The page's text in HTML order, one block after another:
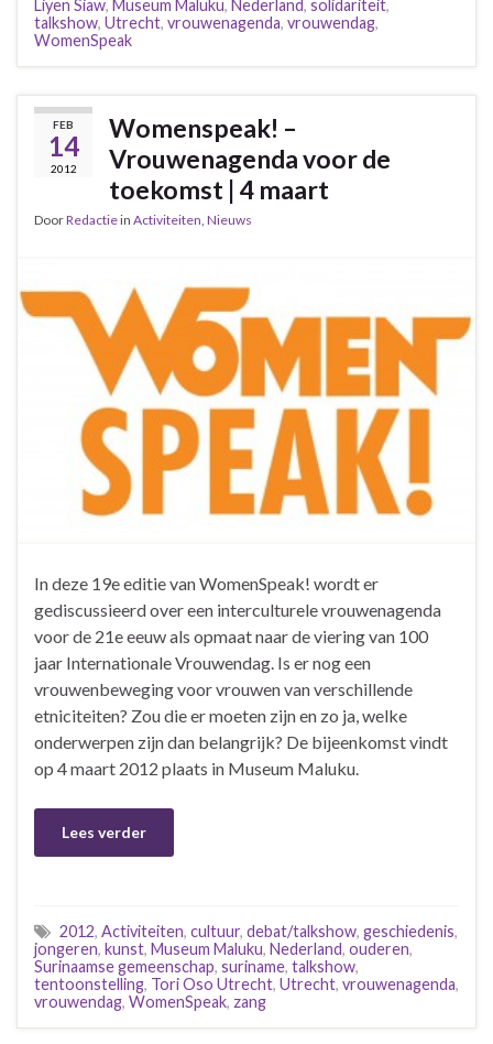
Liyen Siaw, Museum Maluku, Nederland, solidariteit,
talkshow, Utrecht, vrouwenagenda, vrouwendag,
WomenSpeak
FEB
14
2012
Womenspeak! –
Vrouwenagenda voor de
toekomst | 4 maart
DoorRedactiein Activiteiten, Nieuws
In deze 19e editie van WomenSpeak! wordt er
gediscussieerd over een interculturele vrouwenagenda
voor de 21e eeuw als opmaat naar de viering van 100
jaar Internationale Vrouwendag. Is er nog een
vrouwenbeweging voor vrouwen van verschillende
etniciteiten? Zou die er moeten zijn en zo ja, welke
onderwerpen zijn dan belangrijk? De bijeenkomst vindt
op 4 maart 2012 plaats in Museum Maluku.
Lees verder
2012, Activiteiten, cultuur, debat/talkshow, geschiedenis,
jongeren, kunst, Museum Maluku, Nederland, ouderen,
Surinaamse gemeenschap, suriname, talkshow,
tentoonstelling, Tori Oso Utrecht, Utrecht, vrouwenagenda,
vrouwendag, WomenSpeak, zang